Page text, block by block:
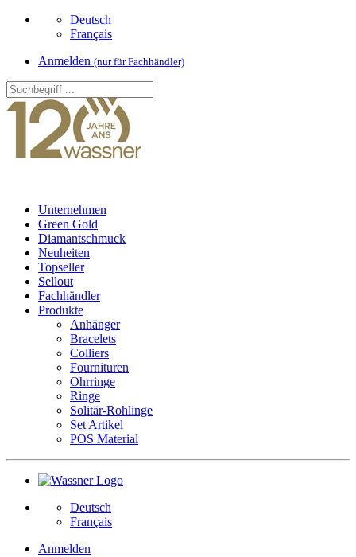
Deutsch
Français
Anmelden (nur für Fachhändler)
Unternehmen
Green Gold
Diamantschmuck
Neuheiten
Topseller
Sellout
Fachhändler
Produkte
Anhänger
Bracelets
Colliers
Fournituren
Ohrringe
Ringe
Solitär-Rohlinge
Set Artikel
POS Material
Deutsch
Français
Anmelden